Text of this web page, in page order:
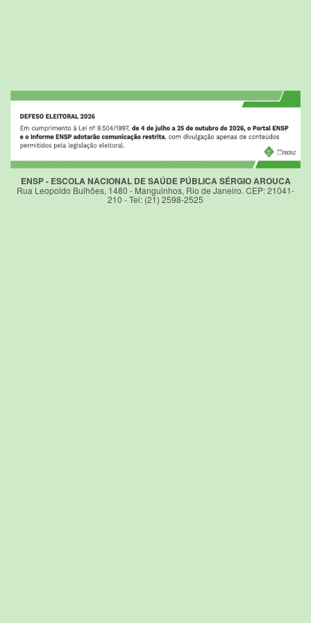
ENSP - ESCOLA NACIONAL DE SAÚDE PÚBLICA SÉRGIO AROUCA
Rua Leopoldo Bulhões, 1480 - Manguinhos, Rio de Janeiro. CEP: 21041-
210 - Tel: (21) 2598-2525